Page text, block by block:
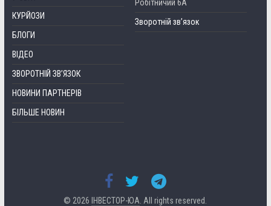
КУРЙОЗИ
БЛОГИ
ВІДЕО
ЗВОРОТНІЙ ЗВ’ЯЗОК
НОВИНИ ПАРТНЕРІВ
БІЛЬШЕ НОВИН
Робітничий 6А
Зворотній зв’язок
© 2026 ІНВЕСТОР-ЮА . All rights reserved.